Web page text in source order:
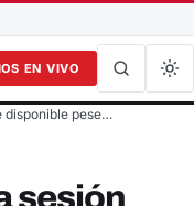
EN VIVO
disponible pese…
sesión